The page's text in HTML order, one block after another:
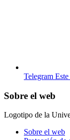
Telegram
Sobre el web
Logotipo de la
Sobre el web